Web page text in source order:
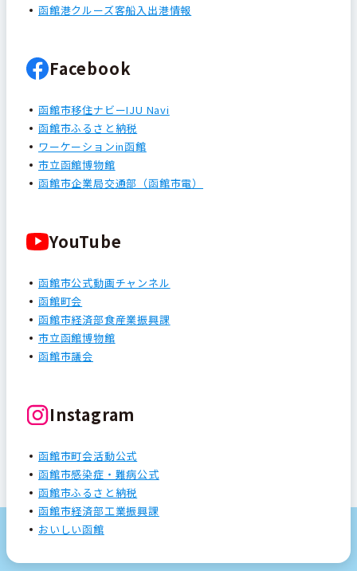
函館港クルーズ客船入出港情報
Facebook
函館市移住ナビーIJU Navi
函館市ふるさと納税
ワーケーションin函館
市立函館博物館
函館市企業局交通部（函館市電）
YouTube
函館市公式動画チャンネル
函館町会
函館市経済部食産業振興課
市立函館博物館
函館市議会
Instagram
函館市町会活動公式
函館市感染症・難病公式
函館市ふるさと納税
函館市経済部工業振興課
おいしい函館